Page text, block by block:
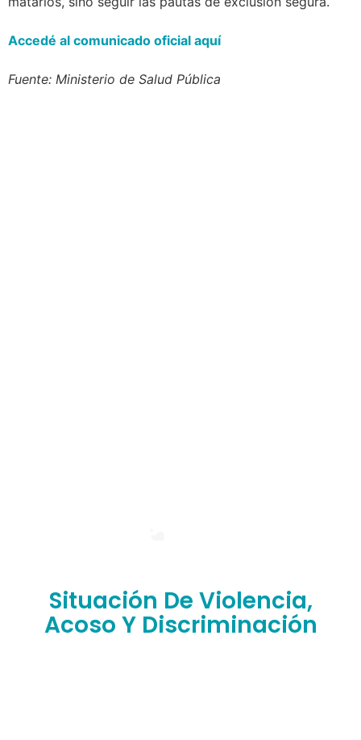
Accedé al comunicado oficial aquí
Fuente: Ministerio de Salud Pública
Situación De Violencia,
Acoso Y Discriminación